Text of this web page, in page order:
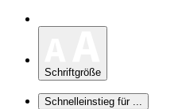
Schriftgröße
Schnelleinstieg für ...